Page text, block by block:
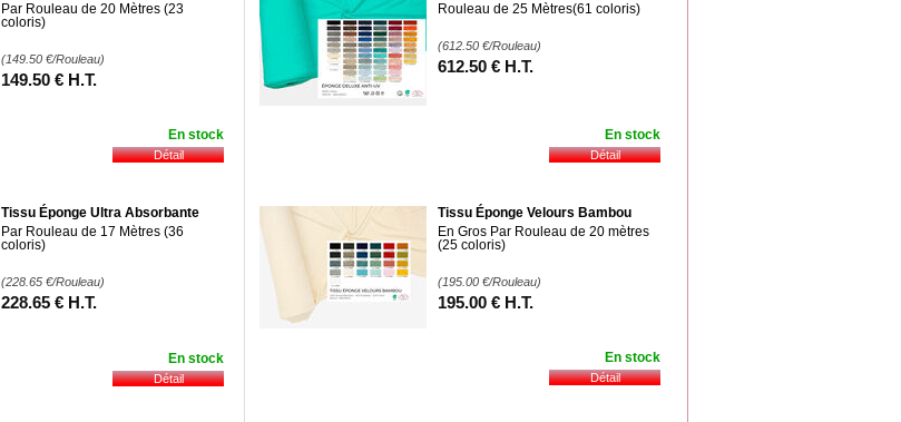
Par Rouleau de 20 Mètres (23
coloris)
(149.50 €/Rouleau)
149.50 € H.T.
En stock
Rouleau de 25 Mètres(61 coloris)
(612.50 €/Rouleau)
612.50 € H.T.
En stock
Tissu Éponge Ultra Absorbante
Par Rouleau de 17 Mètres (36
coloris)
(228.65 €/Rouleau)
228.65 € H.T.
En stock
Tissu Éponge Velours Bambou
En Gros Par Rouleau de 20 mètres
(25 coloris)
(195.00 €/Rouleau)
195.00 € H.T.
En stock